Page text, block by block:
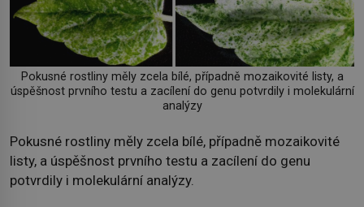
Pokusné rostliny měly zcela bílé, případně mozaikovité listy, a
úspěšnost prvního testu a zacílení do genu potvrdily i molekulární
analýzy
Pokusné rostliny měly zcela bílé, případně mozaikovité
listy, a úspěšnost prvního testu a zacílení do genu
potvrdily i molekulární analýzy.